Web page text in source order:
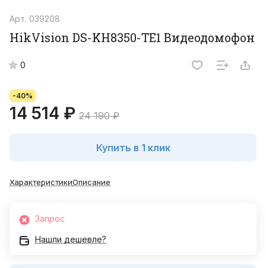
Арт. 039208
HikVision DS-KH8350-TE1 Видеодомофон
0
-40%
14 514 ₽ 24 190 ₽
Купить в 1 клик
ХарактеристикиОписание
Запрос
Нашли дешевле?